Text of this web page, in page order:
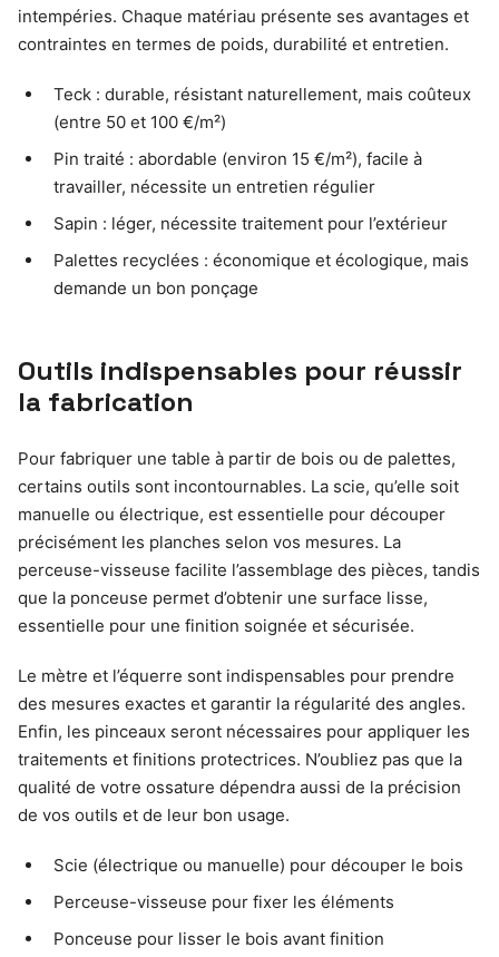
intempéries. Chaque matériau présente ses avantages et
contraintes en termes de poids, durabilité et entretien.
Teck : durable, résistant naturellement, mais coûteux
(entre 50 et 100 €/m²)
Pin traité : abordable (environ 15 €/m²), facile à
travailler, nécessite un entretien régulier
Sapin : léger, nécessite traitement pour l’extérieur
Palettes recyclées : économique et écologique, mais
demande un bon ponçage
Outils indispensables pour réussir
la fabrication
Pour fabriquer une table à partir de bois ou de palettes,
certains outils sont incontournables. La scie, qu’elle soit
manuelle ou électrique, est essentielle pour découper
précisément les planches selon vos mesures. La
perceuse-visseuse facilite l’assemblage des pièces, tandis
que la ponceuse permet d’obtenir une surface lisse,
essentielle pour une finition soignée et sécurisée.
Le mètre et l’équerre sont indispensables pour prendre
des mesures exactes et garantir la régularité des angles.
Enfin, les pinceaux seront nécessaires pour appliquer les
traitements et finitions protectrices. N’oubliez pas que la
qualité de votre ossature dépendra aussi de la précision
de vos outils et de leur bon usage.
Scie (électrique ou manuelle) pour découper le bois
Perceuse-visseuse pour fixer les éléments
Ponceuse pour lisser le bois avant finition